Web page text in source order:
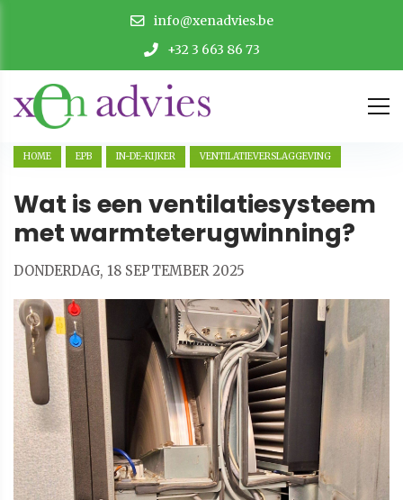
info@xenadvies.be
+32 3 663 86 73
HOME EPB IN-DE-KIJKER VENTILATIEVERSLAGGEVING
Wat is een ventilatiesysteem
met warmteterugwinning?
DONDERDAG, 18 SEPTEMBER 2025